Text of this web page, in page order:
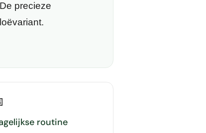
precieze
routine